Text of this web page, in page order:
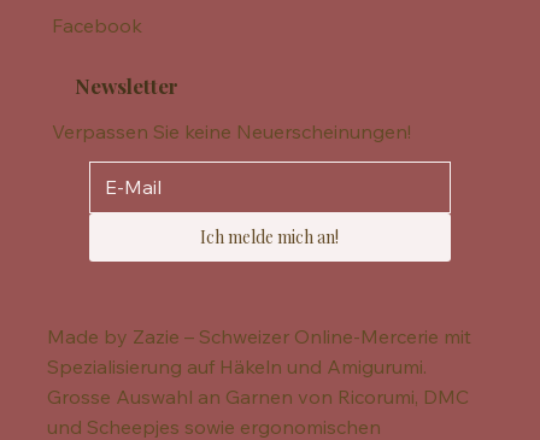
Facebook
Newsletter
Verpassen Sie keine Neuerscheinungen!
Ich melde mich an!
Made by Zazie – Schweizer Online-Mercerie mit
Spezialisierung auf Häkeln und Amigurumi.
Grosse Auswahl an Garnen von Ricorumi, DMC
und Scheepjes sowie ergonomischen